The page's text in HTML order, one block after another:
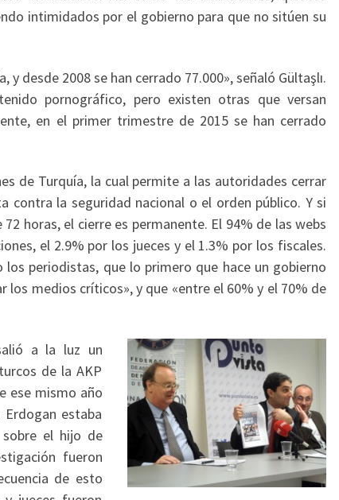
intimidados por el gobierno para que no sitúen su
desde 2008 se han cerrado 77.000», señaló Gültaşlı.
pornográfico, pero existen otras que versan
en el primer trimestre de 2015 se han cerrado
de Turquía, la cual permite a las autoridades cerrar
contra la seguridad nacional o el orden público. Y si
horas, el cierre es permanente. El 94% de las webs
el 2.9% por los jueces y el 1.3% por los fiscales.
periodistas, que lo primero que hace un gobierno
medios críticos», y que «entre el 60% y el 70% de
a la luz un
de la AKP
ese mismo año
estaba
el hijo de
fueron
de esto